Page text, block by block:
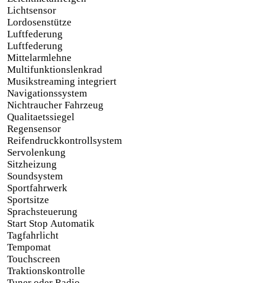
Lichtsensor
Lordosenstütze
Luftfederung
Luftfederung
Mittelarmlehne
Multifunktionslenkrad
Musikstreaming integriert
Navigationssystem
Nichtraucher Fahrzeug
Qualitaetssiegel
Regensensor
Reifendruckkontrollsystem
Servolenkung
Sitzheizung
Soundsystem
Sportfahrwerk
Sportsitze
Sprachsteuerung
Start Stop Automatik
Tagfahrlicht
Tempomat
Touchscreen
Traktionskontrolle